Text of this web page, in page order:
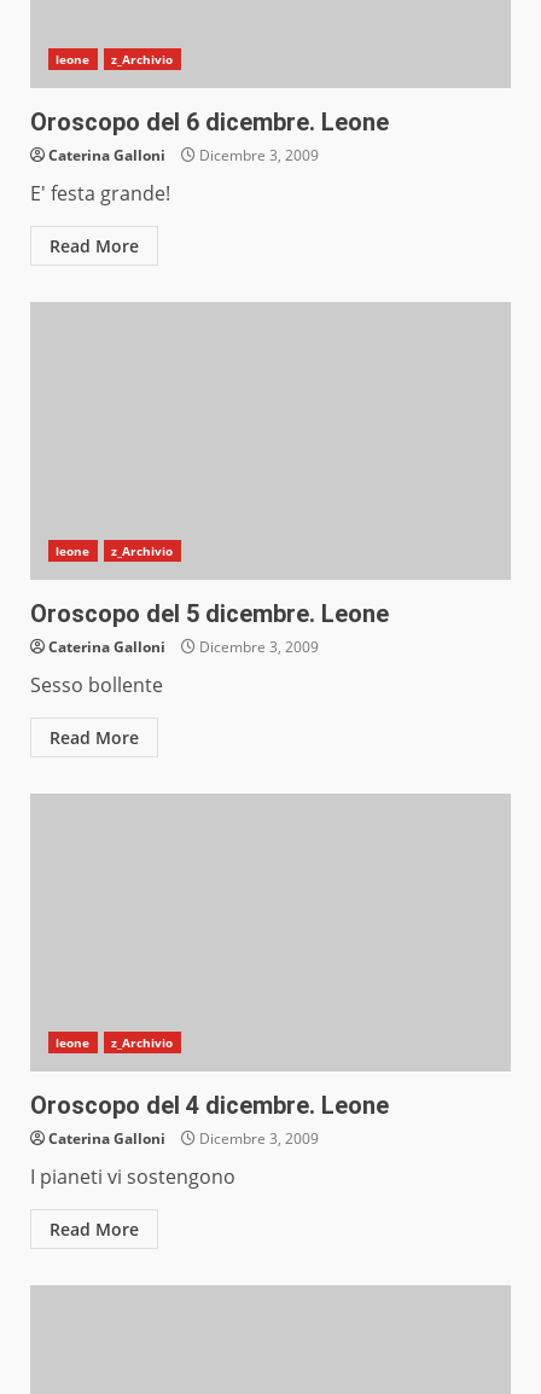
leone z_Archivio
Oroscopo del 6 dicembre. Leone
Caterina Galloni Dicembre 3, 2009
E' festa grande!
Read More
leone z_Archivio
Oroscopo del 5 dicembre. Leone
Caterina Galloni Dicembre 3, 2009
Sesso bollente
Read More
leone z_Archivio
Oroscopo del 4 dicembre. Leone
Caterina Galloni Dicembre 3, 2009
I pianeti vi sostengono
Read More